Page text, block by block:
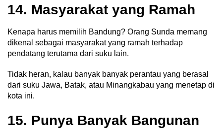
14. Masyarakat yang Ramah
Kenapa harus memilih Bandung? Orang Sunda memang
dikenal sebagai masyarakat yang ramah terhadap
pendatang terutama dari suku lain.
Tidak heran, kalau banyak banyak perantau yang berasal
dari suku Jawa, Batak, atau Minangkabau yang menetap di
kota ini.
15. Punya Banyak Bangunan